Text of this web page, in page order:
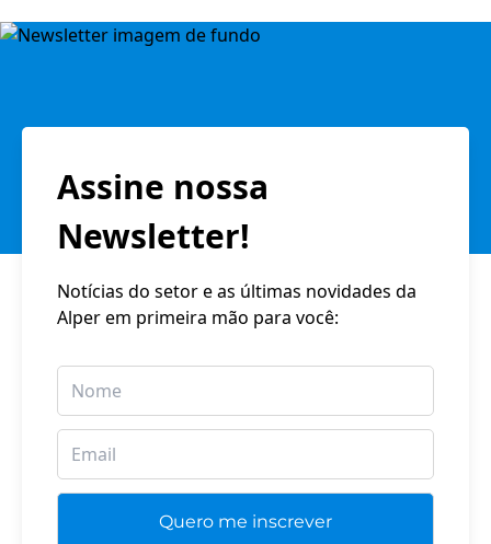
Assine nossa
Newsletter!
Notícias do setor e as últimas novidades da
Alper em primeira mão para você: